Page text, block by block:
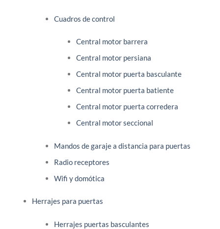
Cuadros de control
Central motor barrera
Central motor persiana
Central motor puerta basculante
Central motor puerta batiente
Central motor puerta corredera
Central motor seccional
Mandos de garaje a distancia para puertas
Radio receptores
Wifi y domótica
Herrajes para puertas
Herrajes puertas basculantes